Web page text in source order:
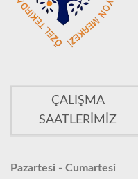
ÇALIŞMA
SAATLERIMIZ
Pazartesi - Cumartesi